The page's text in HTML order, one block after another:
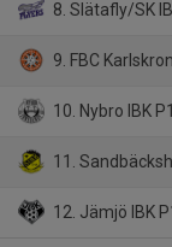
8. Slätafly/SK
9. FBC
10. Nybro IBK
11. Sandbäckshults
12. Jämjö IBK